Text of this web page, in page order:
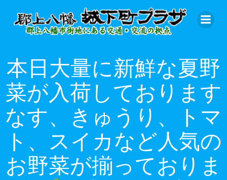
ン
テ
へ
ス
キ
プ
本日大量に新鮮な夏野
菜が入荷しております
なす、きゅうり、トマ
ト、スイカなど人気の
お野菜が揃っておりま